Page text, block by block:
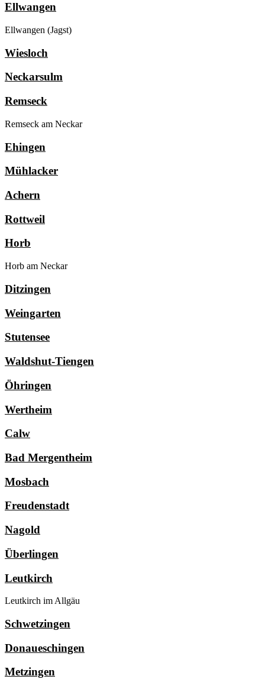
Ellwangen
Ellwangen (Jagst)
Wiesloch
Neckarsulm
Remseck
Remseck am Neckar
Ehingen
Mühlacker
Achern
Rottweil
Horb
Horb am Neckar
Ditzingen
Weingarten
Stutensee
Waldshut-Tiengen
Öhringen
Wertheim
Calw
Bad Mergentheim
Mosbach
Freudenstadt
Nagold
Überlingen
Leutkirch
Leutkirch im Allgäu
Schwetzingen
Donaueschingen
Metzingen